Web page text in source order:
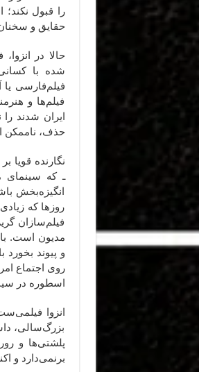
را قبول
حقایق و
حالا در
شده با
فیلم‌فارسی
فیلم‌ها و
ایران شدند را
حذف، ناممکن
نگارنده قویا
ـ که سینمای
انگیزه‌بخش
روزها که
فیلم‌سازان
مدیون است.
و پیوند بخورد
روی اجتماع
اسطوره در
انزوا
بزرگ‌سالی،
پلشتی‌ها و
برنمی‌دارد و